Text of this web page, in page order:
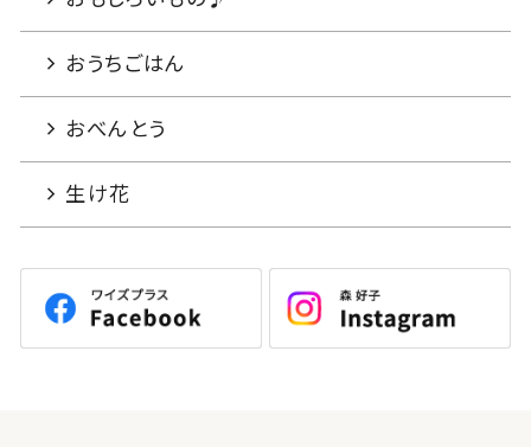
おうちごはん
おべんとう
生け花